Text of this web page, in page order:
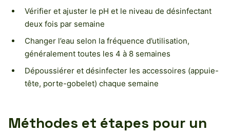
Vérifier et ajuster le pH et le niveau de désinfectant
deux fois par semaine
Changer l’eau selon la fréquence d’utilisation,
généralement toutes les 4 à 8 semaines
Dépoussiérer et désinfecter les accessoires (appuie-
tête, porte-gobelet) chaque semaine
Méthodes et étapes pour un